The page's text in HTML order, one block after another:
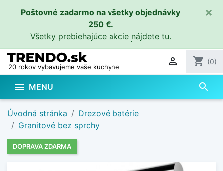
Poštovné zadarmo na všetky objednávky
250 €.
Všetky prebiehajúce akcie nájdete tu.
×
20 rokov vybavujeme vaše kuchyne  shopping_cart (0)
 MENU search
Úvodná stránka
Drezové batérie
Granitové bez sprchy
DOPRAVA ZDARMA